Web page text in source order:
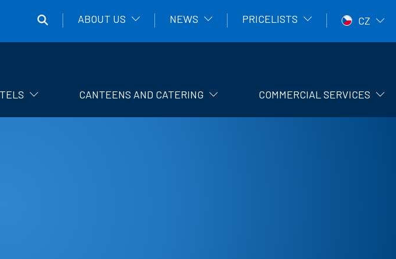
Správa
zařízení
ČVUT
ABOUT US NEWS PRICELISTS CZ
CANTEENS AND CATERING COMMERCIAL SERVICES